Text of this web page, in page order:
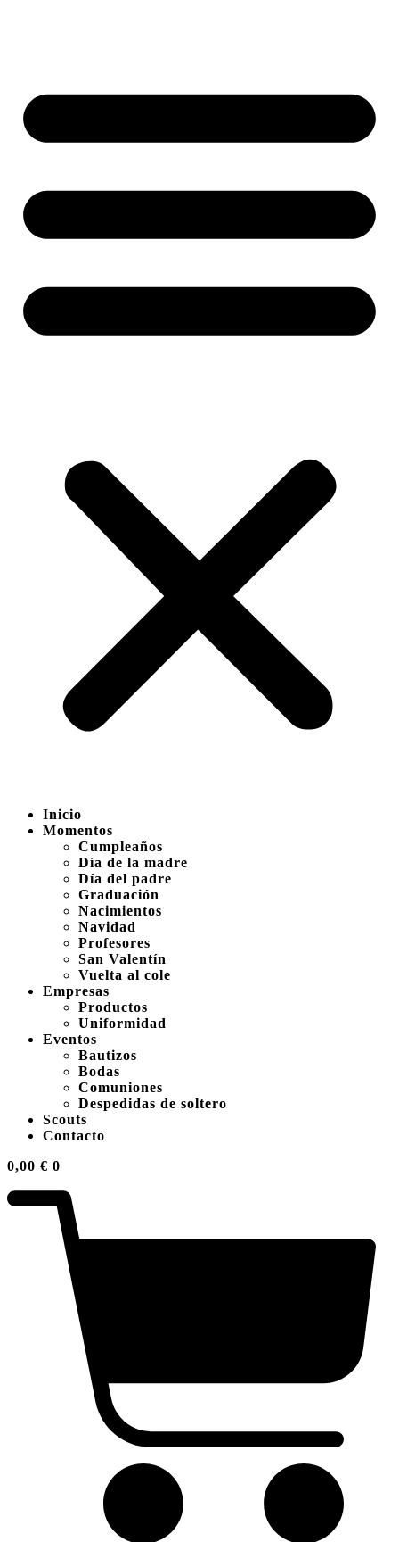
Inicio
Momentos
Cumpleaños
Día de la madre
Día del padre
Graduación
Nacimientos
Navidad
Profesores
San Valentín
Vuelta al cole
Empresas
Productos
Uniformidad
Eventos
Bautizos
Bodas
Comuniones
Despedidas de soltero
Scouts
Contacto
0,00 € 0